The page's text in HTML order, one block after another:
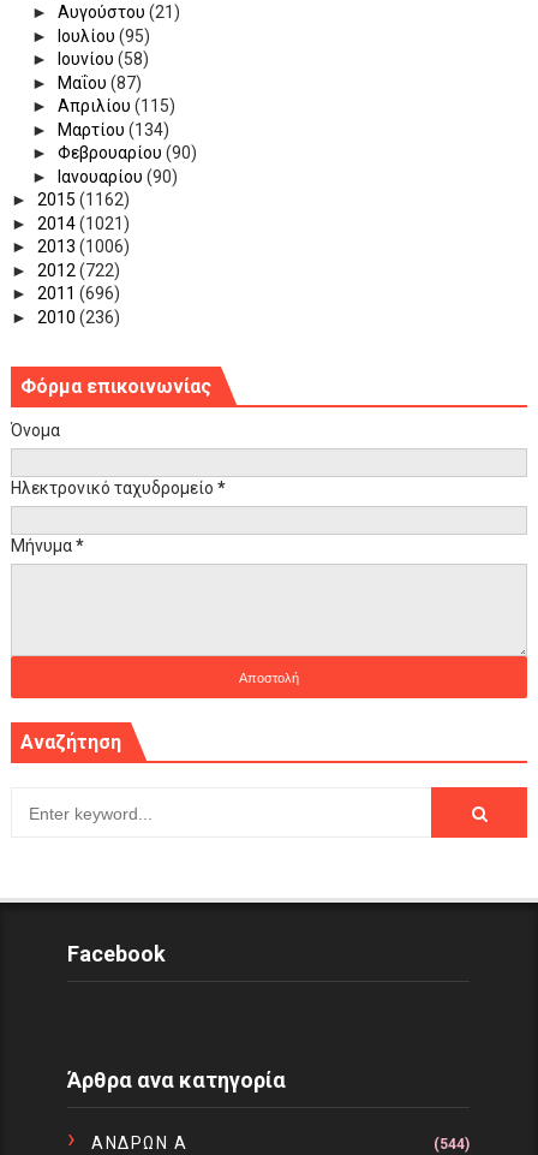
► Αυγούστου (21)
►
Ιουλίου (95)
►
Ιουνίου (58)
►
Μαΐου (87)
► Απριλίου (115)
►
Μαρτίου (134)
► Φεβρουαρίου (90)
►
Ιανουαρίου (90)
► 2015 (1162)
► 2014(1021)
► 2013 (1006)
► 2012 (722)
► 2011 (696)
► 2010 (236)
Φόρμα επικοινωνίας
Όνομα
Ηλεκτρονικό ταχυδρομείο *
Μήνυμα*
Αναζήτηση
Facebook
Άρθρα ανα κατηγορία
ΑΝΔΡΩΝ Α (544)